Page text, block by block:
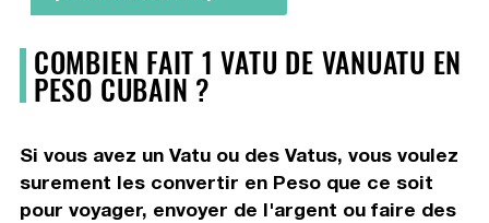
COMBIEN FAIT 1 VATU DE VANUATU EN
PESO CUBAIN ?
Si vous avez un Vatu ou des Vatus, vous voulez
surement les convertir en Peso que ce soit
pour voyager, envoyer de l'argent ou faire des